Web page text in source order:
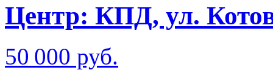
Центр: КПД, ул.
50 000 руб.